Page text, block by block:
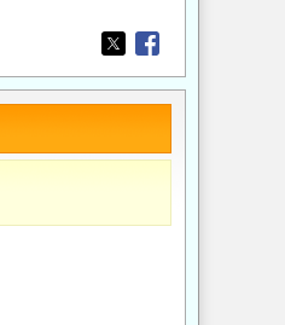
Opens in a new
Opens in a new